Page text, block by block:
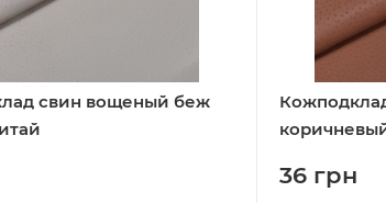
свин вощеный беж
36 грн